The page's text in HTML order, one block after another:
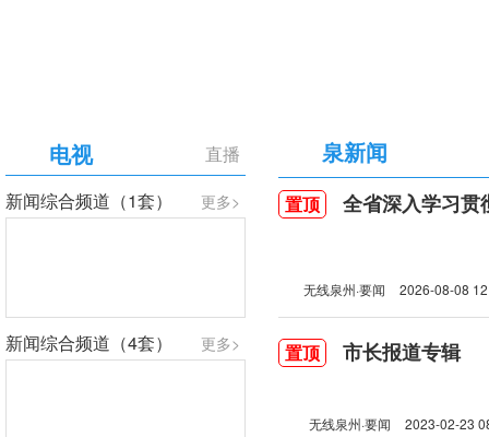
直播
电视
更多>
新闻综合频道（1套）
更多>
新闻综合频道（4套）
泉新闻
置顶 全省深入学习贯彻习
无线泉州·要闻 2026-08-08
置顶 市长报道专辑
无线泉州·要闻 2023-02-23